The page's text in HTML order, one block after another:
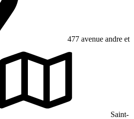
477 avenue andre et
Saint-